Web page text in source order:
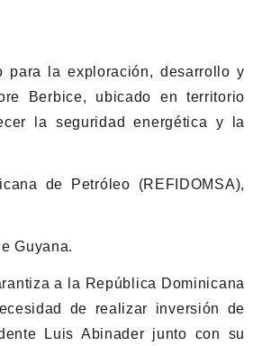
para la exploración, desarrollo y
Berbice, ubicado en territorio
la seguridad energética y la
de Petróleo (REFIDOMSA),
Guyana.
a la República Dominicana
de realizar inversión de
Luis Abinader junto con su